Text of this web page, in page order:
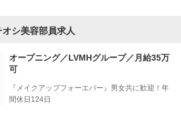
シ美容部員求人
オープニング／LVMHグループ／月給35万
可
『メイクアップフォーエバー』男女共に歓迎！年
間休日124日